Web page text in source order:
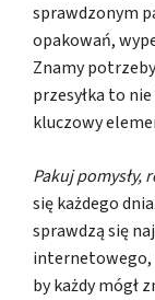
sprawdzonym
opakowań,
Znamy
przesyłka to
kluczowy
Pakuj pomysły,
się każdego
sprawdzą się
internetowego,
by każdy mógł